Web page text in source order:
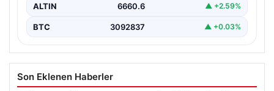
ALTIN 6660.6 ▲ +2.59%
BTC 3092837 ▲ +0.03%
Son Eklenen Haberler